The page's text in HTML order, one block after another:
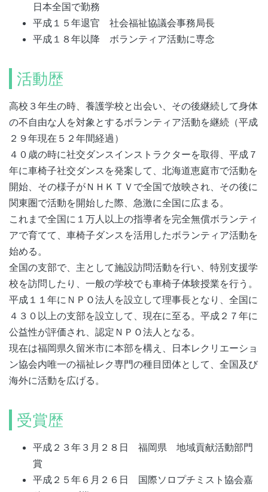
日本全国で勤務
平成１５年退官 社会福祉協議会事務局長
平成１８年以降 ボランティア活動に専念
活動歴
高校３年生の時、養護学校と出会い、その後継続して身体
の不自由な人を対象とするボランティア活動を継続（平成
２９年現在５２年間経過）
４０歳の時に社交ダンスインストラクターを取得、平成７
年に車椅子社交ダンスを発案して、北海道恵庭市で活動を
開始、その様子がＮＨＫＴＶで全国で放映され、その後に
関東圏で活動を開始した際、急激に全国に広まる。
これまで全国に１万人以上の指導者を完全無償ボランティ
アで育てて、車椅子ダンスを活用したボランティア活動を
始める。
全国の支部で、主として施設訪問活動を行い、特別支援学
校を訪問したり、一般の学校でも車椅子体験授業を行う。
平成１１年にＮＰＯ法人を設立して理事長となり、全国に
４３０以上の支部を設立して、現在に至る。平成２７年に
公益性が評価され、認定ＮＰＯ法人となる。
現在は福岡県久留米市に本部を構え、日本レクリエーショ
ン協会内唯一の福祉レク専門の種目団体として、全国及び
海外に活動を広げる。
受賞歴
平成２３年３月２８日 福岡県 地域貢献活動部門
賞
平成２５年６月２６日 国際ソロプチミスト協会嘉